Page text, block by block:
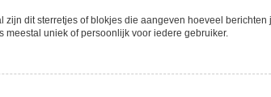
dit sterretjes of blokjes die aangeven hoeveel berichten
uniek of persoonlijk voor iedere gebruiker.